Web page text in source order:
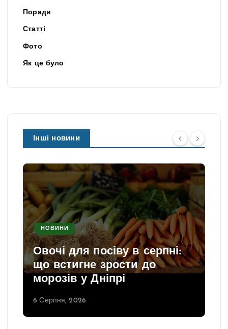
Поради
Статті
Фото
Як це було
Інші новини
НОВИНИ
Овочі для посіву в серпні:
що встигне зрости до
морозів у Дніпрі
6 Серпня, 2026